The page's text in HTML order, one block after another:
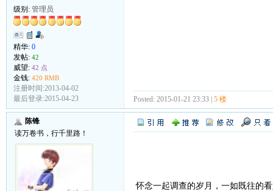
级别: 管理员
精华: 0
发帖: 42
威望: 42 点
金钱: 420 RMB
注册时间:2013-04-02
最后登录:2015-04-23
Posted: 2015-01-21 23:33 | 5 楼
陈锋
读万卷书，行千里路！
怀念一起调查的岁月，一如既往的